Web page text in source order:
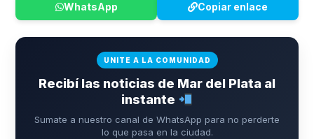
WhatsApp Copiar enlace
UNITE A LA COMUNIDAD
Recibí las noticias de Mar del Plata al
instante
Sumate a nuestro canal de WhatsApp para no perderte
lo que pasa en la ciudad.